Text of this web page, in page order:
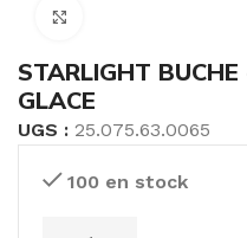
STARLIGHT
GLACE
UGS : 25.075.63.0065
100 en stock